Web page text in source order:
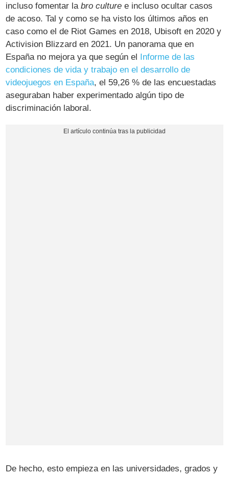
incluso fomentar labro culture e incluso ocultar casos
de acoso. Tal y como se ha visto los últimos años en
caso como el de Riot Games en 2018, Ubisoft en 2020 y
Activision Blizzard en 2021. Un panorama que en
España no mejora ya que según el Informe de las
condiciones de vida y trabajo en el desarrollo de
videojuegos en España, el 59,26 % de las encuestadas
aseguraban haber experimentado algún tipo de
discriminación laboral.
De hecho, esto empieza en las universidades, grados y